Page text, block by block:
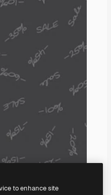
to enhance site